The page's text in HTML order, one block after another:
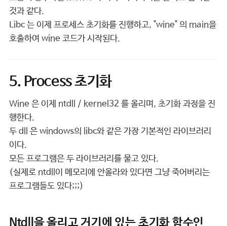
것과 같다.
Libc 는 이제 프로세스 초기화를 진행하고, "wine" 의 main을
호출하여 wine 코드가 시작된다.
5. Process 초기화
Wine 은 이제 ntdll / kernel32 를 올리며, 초기화 과정을 진
행한다.
두 dll 은 windows의 libc와 같은 가장 기본적인 라이브러리
이다.
모든 프로그램은 두 라이브러리를 물고 있다.
(실제로 ntdll이 메모리에 안올라와 있다면 그냥 죽어버리는
프로그램들도 있다;;;)
Ntdll을 올리고 거기에 있는 초기화 함수인